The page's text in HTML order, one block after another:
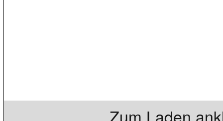
Zum Laden